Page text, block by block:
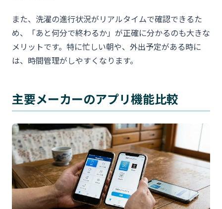
また、洗濯の進行状況がリアルタイムで確認できるた
め、「あと何分で終わるか」が正確に分かるのも大きな
メリットです。特に忙しい朝や、外出予定がある時に
は、時間管理がしやすくなります。
主要メーカーのアプリ機能比較